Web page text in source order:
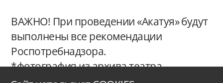
ВАЖНО! При проведении «Акатуя» будут
выполнены все рекомендации
Роспотребнадзора.
*фотография из архива театра.